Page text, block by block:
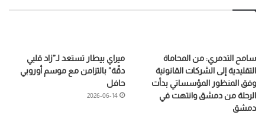
سامح التدمري: من المحاماة
التقليدية إلى الشركات القانونية
وفق المنظور المؤسساتي بدأت
الرحلة من دمشق وانتهت في
دمشق
ميراي بيطار تستعد لـ”زاد قلبي
دقّة” بالتزامن مع موسم أوروبي
حافل
2026-06-14